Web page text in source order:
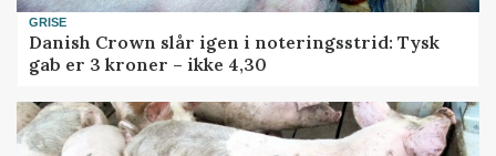
GRISE
Danish Crown slår igen i noteringsstrid: Tysk
gab er 3 kroner – ikke 4,30